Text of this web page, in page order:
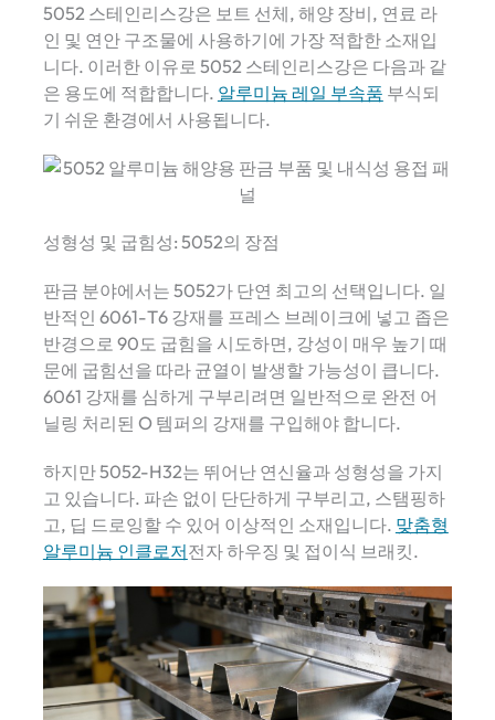
5052 스테인리스강은 보트 선체, 해양 장비, 연료 라
인 및 연안 구조물에 사용하기에 가장 적합한 소재입
니다. 이러한 이유로 5052 스테인리스강은 다음과 같
은 용도에 적합합니다. 알루미늄 레일 부속품 부식되
기 쉬운 환경에서 사용됩니다.
성형성 및 굽힘성: 5052의 장점
판금 분야에서는 5052가 단연 최고의 선택입니다. 일
반적인 6061-T6 강재를 프레스 브레이크에 넣고 좁은
반경으로 90도 굽힘을 시도하면, 강성이 매우 높기 때
문에 굽힘선을 따라 균열이 발생할 가능성이 큽니다.
6061 강재를 심하게 구부리려면 일반적으로 완전 어
닐링 처리된 O 템퍼의 강재를 구입해야 합니다.
하지만 5052-H32는 뛰어난 연신율과 성형성을 가지
고 있습니다. 파손 없이 단단하게 구부리고, 스탬핑하
고, 딥 드로잉할 수 있어 이상적인 소재입니다. 맞춤형
알루미늄 인클로저전자 하우징 및 접이식 브래킷.